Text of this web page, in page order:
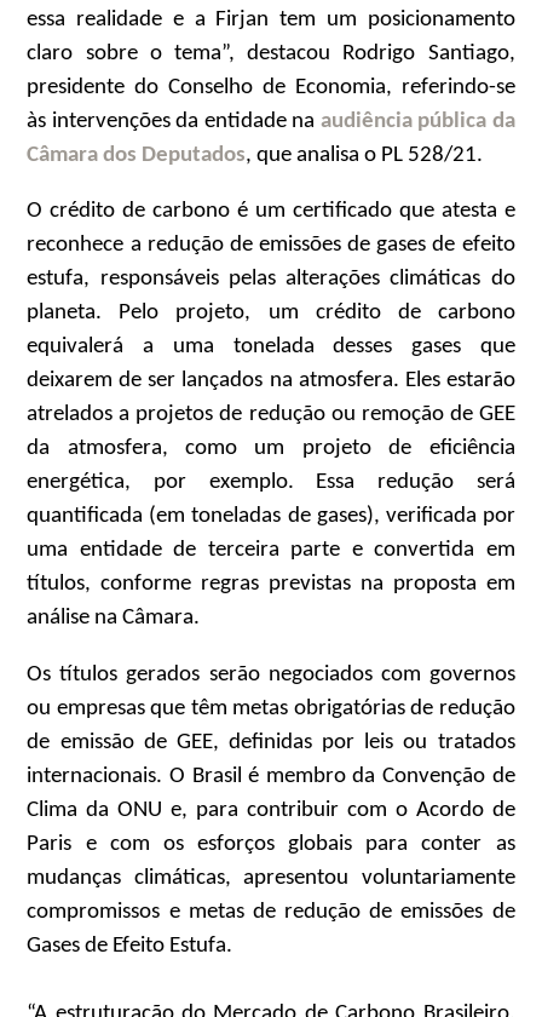
essa realidade e a Firjan tem um posicionamento
claro sobre o tema”, destacou Rodrigo Santiago,
presidente do Conselho de Economia, referindo-se
às intervenções da entidade na audiência pública da
Câmara dos Deputados, que analisa o PL 528/21.
O crédito de carbono é um certificado que atesta e
reconhece a redução de emissões de gases de efeito
estufa, responsáveis pelas alterações climáticas do
planeta. Pelo projeto, um crédito de carbono
equivalerá a uma tonelada desses gases que
deixarem de ser lançados na atmosfera. Eles estarão
atrelados a projetos de redução ou remoção de GEE
da atmosfera, como um projeto de eficiência
energética, por exemplo. Essa redução será
quantificada (em toneladas de gases), verificada por
uma entidade de terceira parte e convertida em
títulos, conforme regras previstas na proposta em
análise na Câmara.
Os títulos gerados serão negociados com governos
ou empresas que têm metas obrigatórias de redução
de emissão de GEE, definidas por leis ou tratados
internacionais. O Brasil é membro da Convenção de
Clima da ONU e, para contribuir com o Acordo de
Paris e com os esforços globais para conter as
mudanças climáticas, apresentou voluntariamente
compromissos e metas de redução de emissões de
Gases de Efeito Estufa.